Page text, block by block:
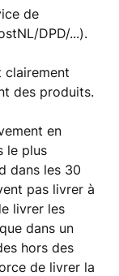
de
DPD/...).
clairement
des produits.
en
le plus
dans les 30
pas livrer à
livrer les
dans un
hors des
de livrer la